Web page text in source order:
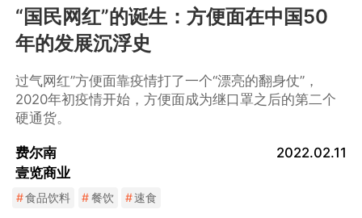
“国民网红”的诞生：方便面在中国50
年的发展沉浮史
过气网红”方便面靠疫情打了一个“漂亮的翻身仗”，
2020年初疫情开始，方便面成为继口罩之后的第二个
硬通货。
费尔南
壹览商业
2022.02.11
#食品饮料 #餐饮 #速食